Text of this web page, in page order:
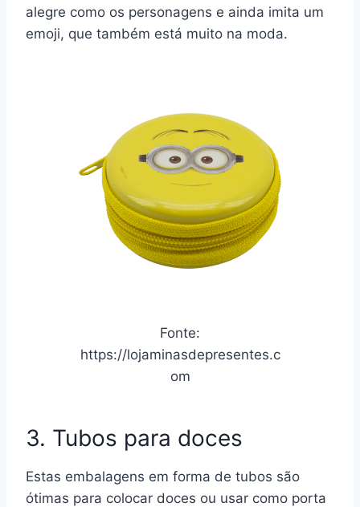
alegre como os personagens e ainda imita um
emoji, que também está muito na moda.
Fonte:
https://lojaminasdepresentes.c
om
3. Tubos para doces
Estas embalagens em forma de tubos são
ótimas para colocar doces ou usar como porta